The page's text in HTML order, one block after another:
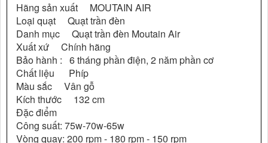
Hãng sản xuất MOUTAIN AIR
Loại quạt Quạt trần đèn
Danh mục Quạt trần đèn Moutain Air
Xuất xứ Chính hãng
Bảo hành : 6 tháng phần điện, 2 năm phần cơ
Chất liệu Phíp
Màu sắc Vân gỗ
Kích thước 132 cm
Đặc điểm
Công suất: 75w-70w-65w
Vòng quay: 200 rpm - 180 rpm - 150 rpm